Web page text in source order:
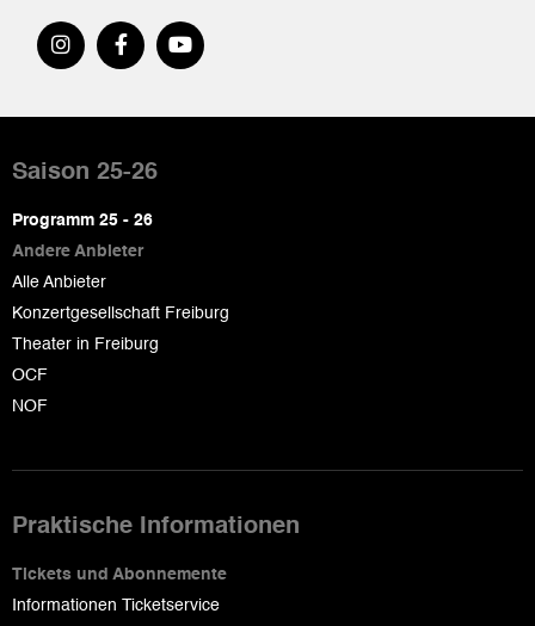
de
page
Saison 25-26
Programm 25 - 26
Andere Anbieter
Alle Anbieter
Konzertgesellschaft Freiburg
Theater in Freiburg
OCF
NOF
Praktische Informationen
Tickets und Abonnemente
Informationen Ticketservice